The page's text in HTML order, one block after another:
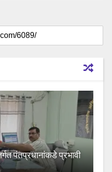
पंतप्रधानांकडे प्रभावी